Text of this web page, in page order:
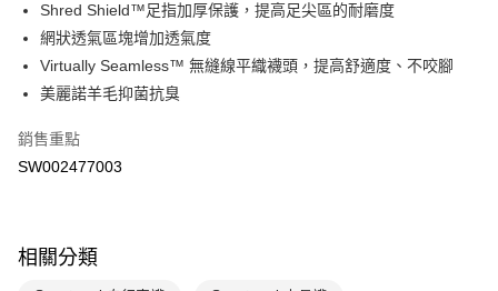
每筆NT$100，滿NT$1,500(含以上)免運費
Shred Shield™足指加厚保護，提高足尖區的耐磨度
網狀透氣區塊增加透氣度
Virtually Seamless™ 無縫線平織襪頭，提高舒適度、不咬腳
美麗諾羊毛抑菌抗臭
銷售重點
SW002477003
相關分類